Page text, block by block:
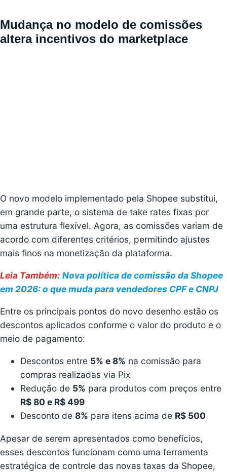
Mudança no modelo de comissões
altera incentivos do marketplace
O novo modelo implementado pela Shopee substitui,
em grande parte, o sistema de take rates fixas por
uma estrutura flexível. Agora, as comissões variam de
acordo com diferentes critérios, permitindo ajustes
mais finos na monetização da plataforma.
Leia Também: Nova política de comissão da Shopee
em 2026: o que muda para vendedores CPF e CNPJ
Entre os principais pontos do novo desenho estão os
descontos aplicados conforme o valor do produto e o
meio de pagamento:
Descontos entre 5% e 8% na comissão para
compras realizadas via Pix
Redução de 5% para produtos com preços entre
R$ 80 e R$ 499
Desconto de 8% para itens acima de R$ 500
Apesar de serem apresentados como benefícios,
esses descontos funcionam como uma ferramenta
estratégica de controle das novas taxas da Shopee,